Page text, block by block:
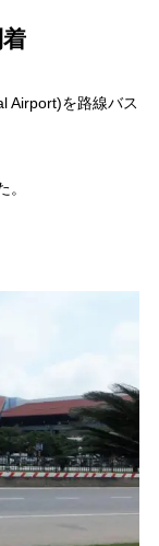
Airport)を路線バス
た